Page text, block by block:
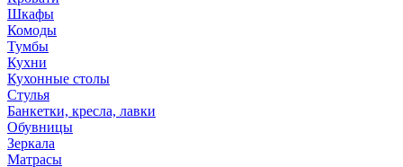
Шкафы
Комоды
Тумбы
Кухни
Кухонные столы
Стулья
Банкетки, кресла, лавки
Обувницы
Зеркала
Матрасы